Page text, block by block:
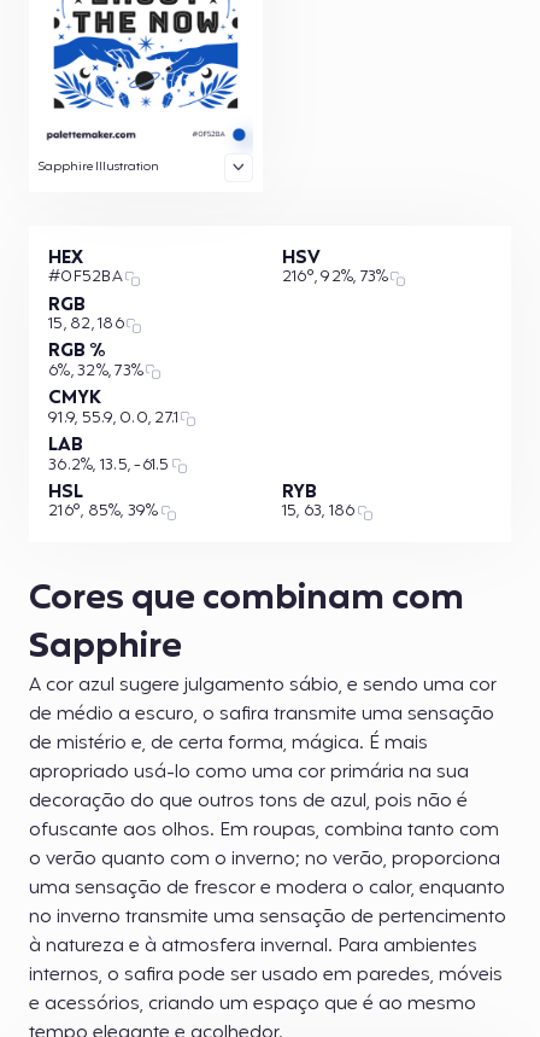
Sapphire Illustration
Cores que combinam com
Sapphire
A cor azul sugere julgamento sábio, e sendo uma cor
de médio a escuro, o safira transmite uma sensação
de mistério e, de certa forma, mágica. É mais
apropriado usá-lo como uma cor primária na sua
decoração do que outros tons de azul, pois não é
ofuscante aos olhos. Em roupas, combina tanto com
o verão quanto com o inverno; no verão, proporciona
uma sensação de frescor e modera o calor, enquanto
no inverno transmite uma sensação de pertencimento
à natureza e à atmosfera invernal. Para ambientes
internos, o safira pode ser usado em paredes, móveis
e acessórios, criando um espaço que é ao mesmo
HEX
#0F52BA
RGB
15, 82, 186
RGB %
6%, 32%, 73%
CMYK
91.9, 55.9, 0.0, 27.1
LAB
36.2%, 13.5, -61.5
HSL
216°, 85%, 39%
HSV
216°, 92%, 73%
RYB
15, 63, 186